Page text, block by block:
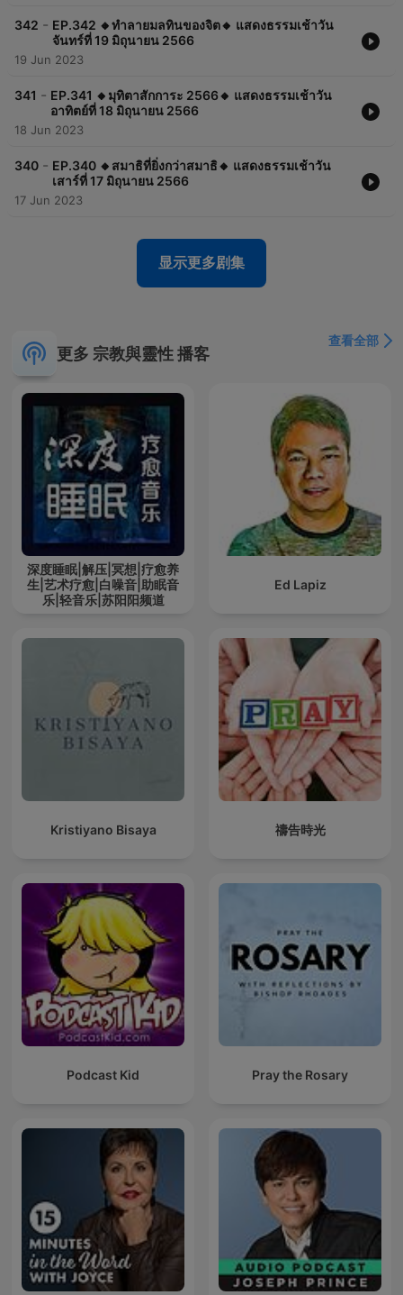
342 - EP.342 🔸ทำลายมลทินของจิต🔸 แสดงธรรมเช้าวัน
จันทร์ที่ 19 มิถุนายน 2566
19 Jun 2023
341 - EP.341 🔸มุทิตาสักการะ 2566🔸 แสดงธรรมเช้าวัน
อาทิตย์ที่ 18 มิถุนายน 2566
18 Jun 2023
340 - EP.340 🔸สมาธิที่ยิ่งกว่าสมาธิ🔸 แสดงธรรมเช้าวัน
เสาร์ที่ 17 มิถุนายน 2566
17 Jun 2023
显示更多剧集
更多 宗教與靈性 播客
查看全部
深度睡眠|解压|冥想|疗愈养
生|艺术疗愈|白噪音|助眠音
乐|轻音乐|苏阳阳频道
Ed Lapiz
Kristiyano Bisaya 禱告時光
Podcast Kid Pray the Rosary